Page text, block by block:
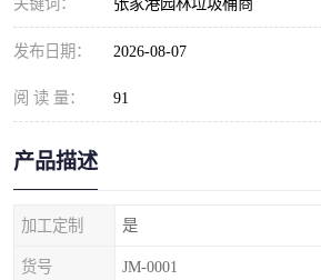
发布日期： 2026-08-07
阅 读 量： 91
产品描述
加工定制 是
货号 JM-0001